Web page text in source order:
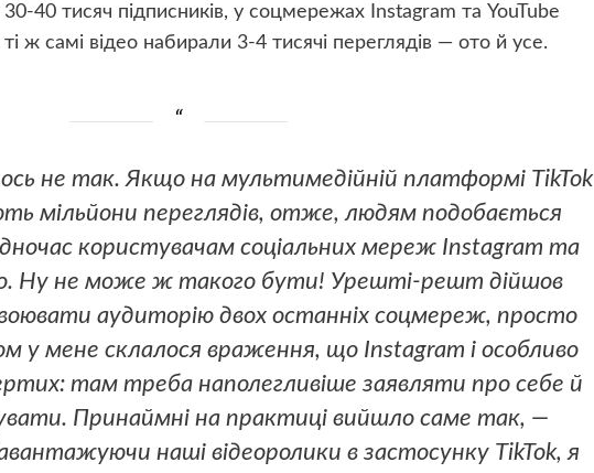
40 тисяч підписників, у соцмережах Instagram та YouTube
ті ж самі відео набирали 3-4 тисячі переглядів — ото й усе.
не так. Якщо на мультимедійній платформі TikTok
мільйони переглядів, отже, людям подобається
користувачам соціальних мереж Instagram та
Ну не може ж такого бути! Урешті-решт дійшов
аудиторію двох останніх соцмереж, просто
у мене склалося враження, що Instagram і особливо
там треба наполегливіше заявляти про себе й
Принаймні на практиці вийшло саме так, —
наші відеоролики в застосунку TikTok, я